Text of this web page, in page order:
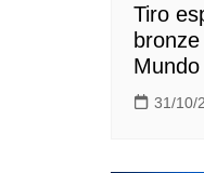
Tiro
Mundo
31/10/